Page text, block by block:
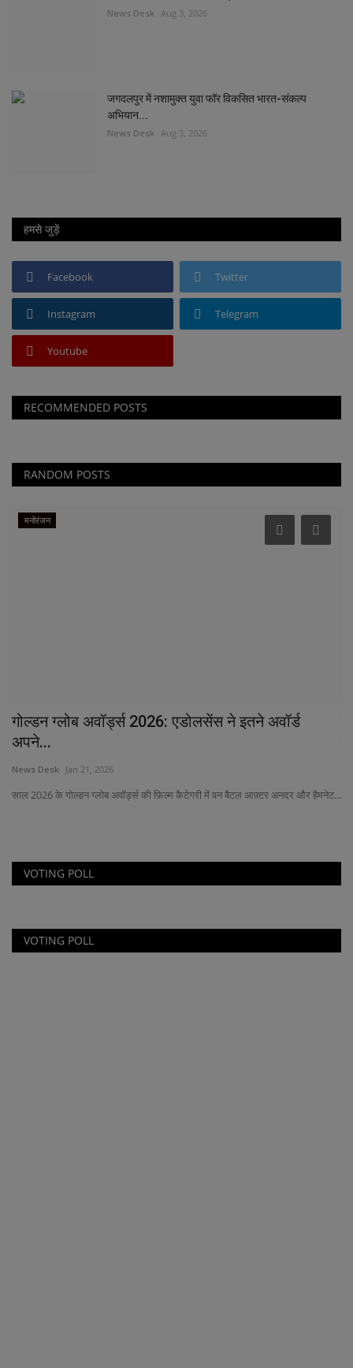
News Desk Aug 3, 2026
जगदलपुर में नशामुक्त युवा फॉर विकसित भारत-संकल्प
अभियान...
News Desk Aug 3, 2026
हमसे जुड़ें
Facebook Twitter
Instagram Telegram
Youtube
RECOMMENDED POSTS
RANDOM POSTS
मनोरंजन
गोल्डन ग्लोब अवॉर्ड्स 2026: एडोलसेंस ने इतने अवॉर्ड
अपने...
News Desk Jan 21, 2026
साल 2026 के गोल्डन ग्लोब अवॉर्ड्स की फ़िल्म कैटेगरी में वन बैटल आफ़्टर अनदर और हैमनेट...
VOTING POLL
VOTING POLL